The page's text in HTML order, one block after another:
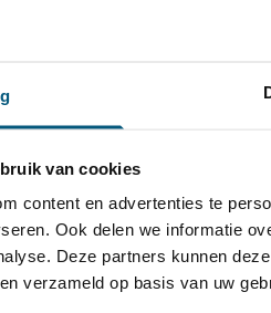
van cookies
content en advertenties te
Ook delen we informatie
Deze partners kunnen
verzameld op basis van uw
Ja
Alleen 4x4 modellen